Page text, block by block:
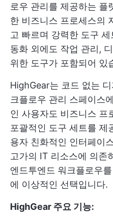
로우 관리를 제공하는 플
한 비즈니스 프로세스의
고 빠르며 강력한 도구
동화 외에도 작업 관리,
위한 도구가 포함되어 있
HighGear는 코드 없는
크플로우 관리 스페이스
인 사용자도 비즈니스 프
포괄적인 도구 세트를 제
용자 친화적인 인터페이
고가의 IT 리소스에 의존
엔드투엔드 워크플로우
에 이상적인 선택입니다.
HighGear 주요 기능: